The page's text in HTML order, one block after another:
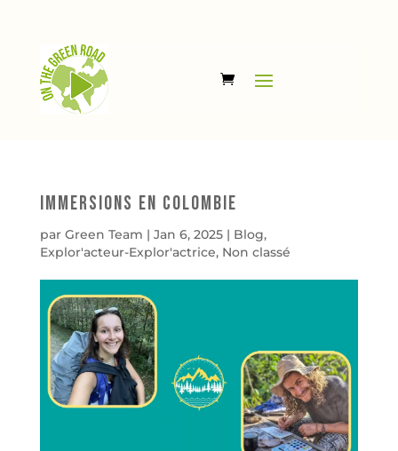
Immersions en Colombie
par Green Team | Jan 6, 2025| Blog,
Explor'acteur-Explor'actrice, Non classé